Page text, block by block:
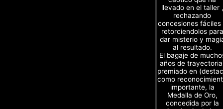
llevado en el taller ,
rechazando
concesiones fáciles
retorciendolos para
dar misterio y
al resultado.
El bagaje de
años de
premiado en
como
importante, la
Medalla de Oro,
concedida por la